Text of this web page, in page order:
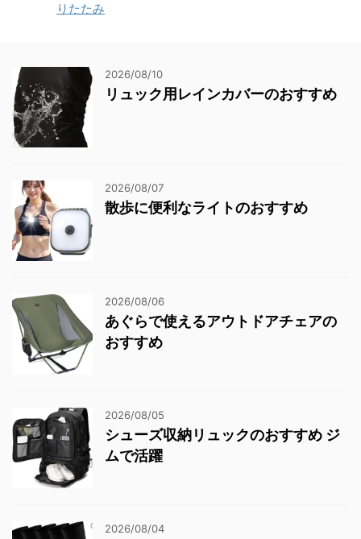
りたたみ
2026/08/10
リュック用レインカバーのおすすめ
2026/08/07
散歩に便利なライトのおすすめ
2026/08/06
あぐらで使えるアウトドアチェアの
おすすめ
2026/08/05
シューズ収納リュックのおすすめ ジ
ムで活躍
2026/08/04